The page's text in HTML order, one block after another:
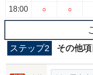
18:00
○
○
ステップ2 その他